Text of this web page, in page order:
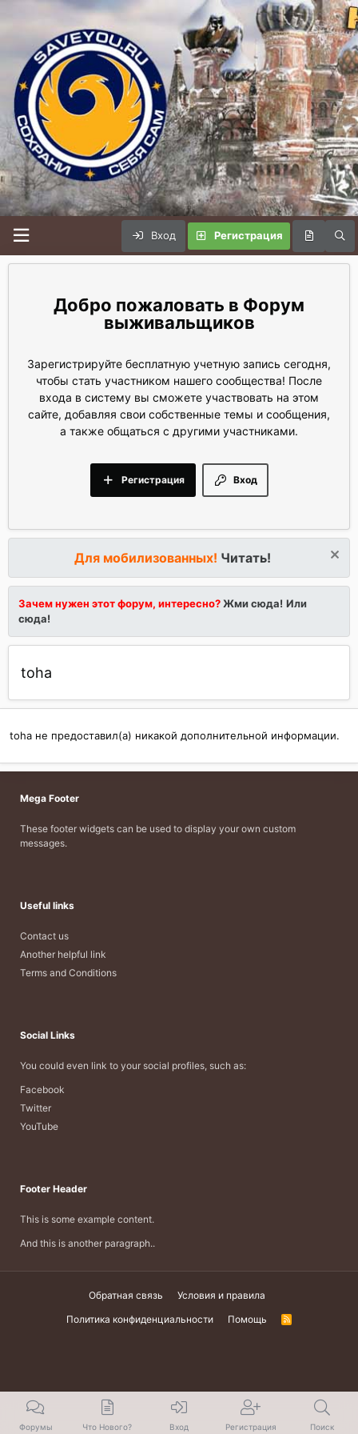
Вход Регистрация
Форум
выживальщиков
Зарегистрируйте бесплатную учетную запись сегодня,
чтобы стать участником нашего сообщества! После
входа в систему вы сможете участвовать на этом
сайте, добавляя свои собственные темы и сообщения,
а также общаться с другими участниками.
Вход
Регистрация
Для мобилизованных! Читать!
Зачем нужен этот форум, интересно?Жми сюда! Или
сюда!
toha
toha не предоставил(а) никакой дополнительной информации.
Mega Footer
These footer widgets can be used to display your own custom
messages.
Useful links
Contact us
Another helpful link
Terms and Conditions
Social Links
You could even link to your social profiles, such as:
Facebook
Twitter
YouTube
Footer Header
This is some example content.
And this is another paragraph..
Обратная связь
Условия и правила
Политика конфиденциальности
Помощь
R
Форумы Что Нового? Вход Регистрация Поиск